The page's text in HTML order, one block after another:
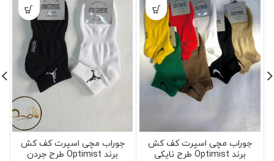
جوراب مچی اسپرت کف کش
برند Optimist طرح نایکی
جوراب مچی اسپرت کف کش
برند Optimist طرح جردن